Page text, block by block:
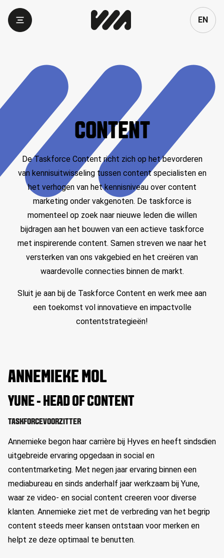
EN
CONTENT
DeTaskforce Content richt zich op het bevorderen
van kennisuitwisseling tussen content specialisten en
het verhogen van het kennisniveau over content
marketing onder vakgenoten. De taskforce is
momenteel op zoek naar nieuwe leden die willen
bijdragen aan het bouwen van een actieve taskforce
met inspirerende content. Samen streven we naar het
versterken van ons vakgebied en het creëren van
waardevolle connecties binnen de markt.
Sluit je aan bij de Taskforce Content en werk mee aan
een toekomst vol innovatieve en impactvolle
contentstrategieën!
ANNEMIEKE MOL
YUNE - HEAD OF CONTENT
TASKFORCEVOORZITTER
Annemieke begon haar carrière bij Hyves en heeft sindsdien
uitgebreide ervaring opgedaan in social en
contentmarketing. Met negen jaar ervaring binnen een
mediabureau en sinds anderhalf jaar werkzaam bij Yune,
waar ze video- en social content creeren voor diverse
klanten. Annemieke ziet met de verbreding van het begrip
content steeds meer kansen ontstaan voor merken en
helpt ze deze optimaal te benutten.